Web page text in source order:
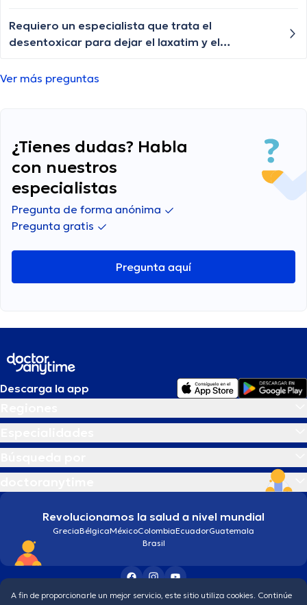
Requiero un especialista que trata el
desentoxicar para dejar el laxatim y el
Ver más preguntas
¿Tienes dudas? Habla
con nuestros
especialistas
Pregunta de forma anónima
Pregunta gratis
Pregunta aquí
Descarga la app
Revolucionamos la salud a nivel mundial
GreciaBélgicaMéxicoColombiaEcuadorGuatemala
Brasil
A fin de proporcionarle un mejor servicio, este sitio utiliza cookies. Continúe